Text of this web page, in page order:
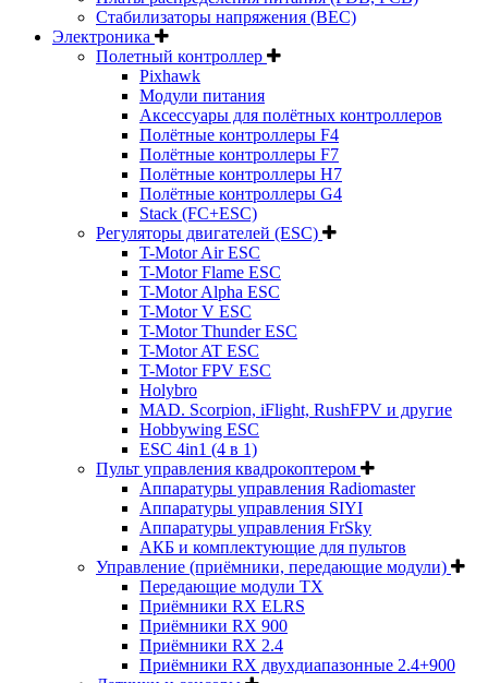
Стабилизаторы напряжения (BEC)
Электроника
Полетный контроллер
Pixhawk
Модули питания
Аксессуары для полётных контроллеров
Полётные контроллеры F4
Полётные контроллеры F7
Полётные контроллеры H7
Полётные контроллеры G4
Stack (FC+ESC)
Регуляторы двигателей (ESC)
T-Motor Air ESC
T-Motor Flame ESC
T-Motor Alpha ESC
T-Motor V ESC
T-Motor Thunder ESC
T-Motor AT ESC
T-Motor FPV ESC
Holybro
MAD. Scorpion, iFlight, RushFPV и другие
Hobbywing ESC
ESC 4in1 (4 в 1)
Пульт управления квадрокоптером
Аппаратуры управления Radiomaster
Аппаратуры управления SIYI
Аппаратуры управления FrSky
АКБ и комплектующие для пультов
Управление (приёмники, передающие модули)
Передающие модули TX
Приёмники RX ELRS
Приёмники RX 900
Приёмники RX 2.4
Приёмники RX двухдиапазонные 2.4+900